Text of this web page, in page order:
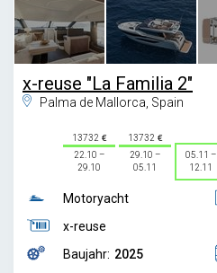
x-reuse "La Familia 2"
Palma de Mallorca, Spain
13732
22.10 –
29.10
13732
29.10 –
05.11
05.11 –
12.11
Motoryacht
x-reuse
Baujahr: 2025